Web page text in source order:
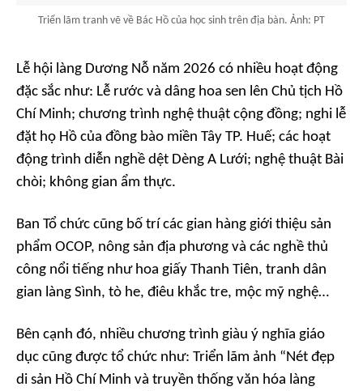
Triển lãm tranh vẽ về Bác Hồ của học sinh trên địa bàn. Ảnh: PT
Lễ hội làng Dương Nỗ năm 2026 có nhiều hoạt động
đặc sắc như: Lễ rước và dâng hoa sen lên Chủ tịch Hồ
Chí Minh; chương trình nghệ thuật cộng đồng; nghi lễ
đặt họ Hồ của đồng bào miền Tây TP. Huế; các hoạt
động trình diễn nghề dệt Dèng A Lưới; nghệ thuật Bài
chòi; không gian ẩm thực.
Ban Tổ chức cũng bố trí các gian hàng giới thiệu sản
phẩm OCOP, nông sản địa phương và các nghề thủ
công nổi tiếng như hoa giấy Thanh Tiên, tranh dân
gian làng Sình, tò he, điêu khắc tre, mộc mỹ nghệ…
Bên cạnh đó, nhiều chương trình giàu ý nghĩa giáo
dục cũng được tổ chức như: Triển lãm ảnh “Nét đẹp
di sản Hồ Chí Minh và truyền thống văn hóa làng